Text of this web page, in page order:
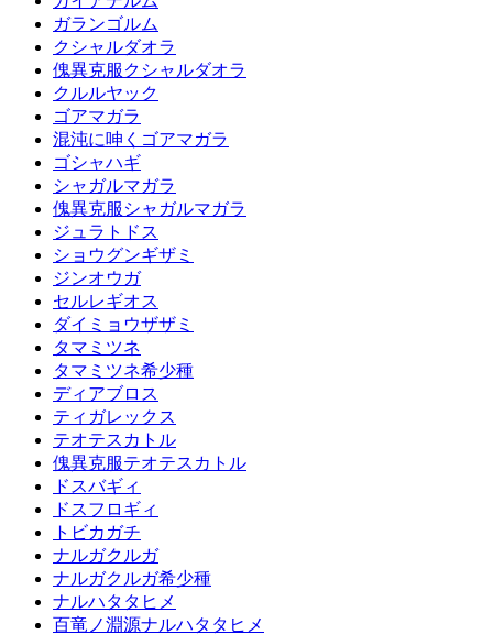
ガランゴルム
クシャルダオラ
傀異克服クシャルダオラ
クルルヤック
ゴアマガラ
混沌に呻くゴアマガラ
ゴシャハギ
シャガルマガラ
傀異克服シャガルマガラ
ジュラトドス
ショウグンギザミ
ジンオウガ
セルレギオス
ダイミョウザザミ
タマミツネ
タマミツネ希少種
ディアブロス
ティガレックス
テオテスカトル
傀異克服テオテスカトル
ドスバギィ
ドスフロギィ
トビカガチ
ナルガクルガ
ナルガクルガ希少種
ナルハタタヒメ
百竜ノ淵源ナルハタタヒメ